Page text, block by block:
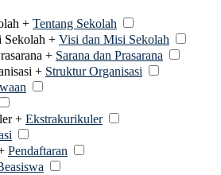
+ Tentang Sekolah
Sekolah + Visi dan Misi Sekolah
+ Sarana dan Prasarana
+ Struktur Organisasi
+ Ekstrakurikuler
Pendaftaran